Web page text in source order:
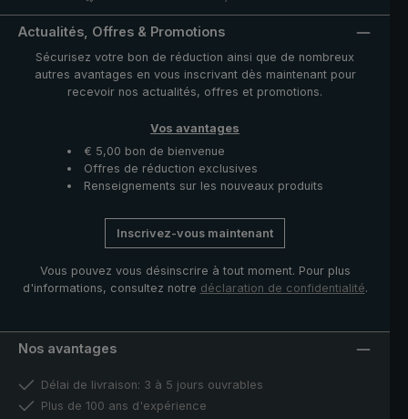
Actualités, Offres & Promotions
Sécurisez votre bon de réduction ainsi que de nombreux
autres avantages en vous inscrivant dès maintenant pour
recevoir nos actualités, offres et promotions.
Vos avantages
€ 5,00 bon de bienvenue
Offres de réduction exclusives
Renseignements sur les nouveaux produits
Inscrivez-vous maintenant
Vous pouvez vous désinscrire à tout moment. Pour plus
d'informations, consultez notre déclaration de confidentialité.
Nos avantages
Délai de livraison: 3 à 5 jours ouvrables
Plus de 100 ans d'expérience